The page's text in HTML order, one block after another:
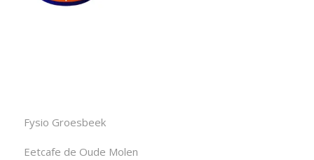
Fysio Groesbeek
Eetcafe de Oude Molen